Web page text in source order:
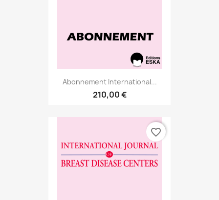
Abonnement International...
210,00 €
favorite_border